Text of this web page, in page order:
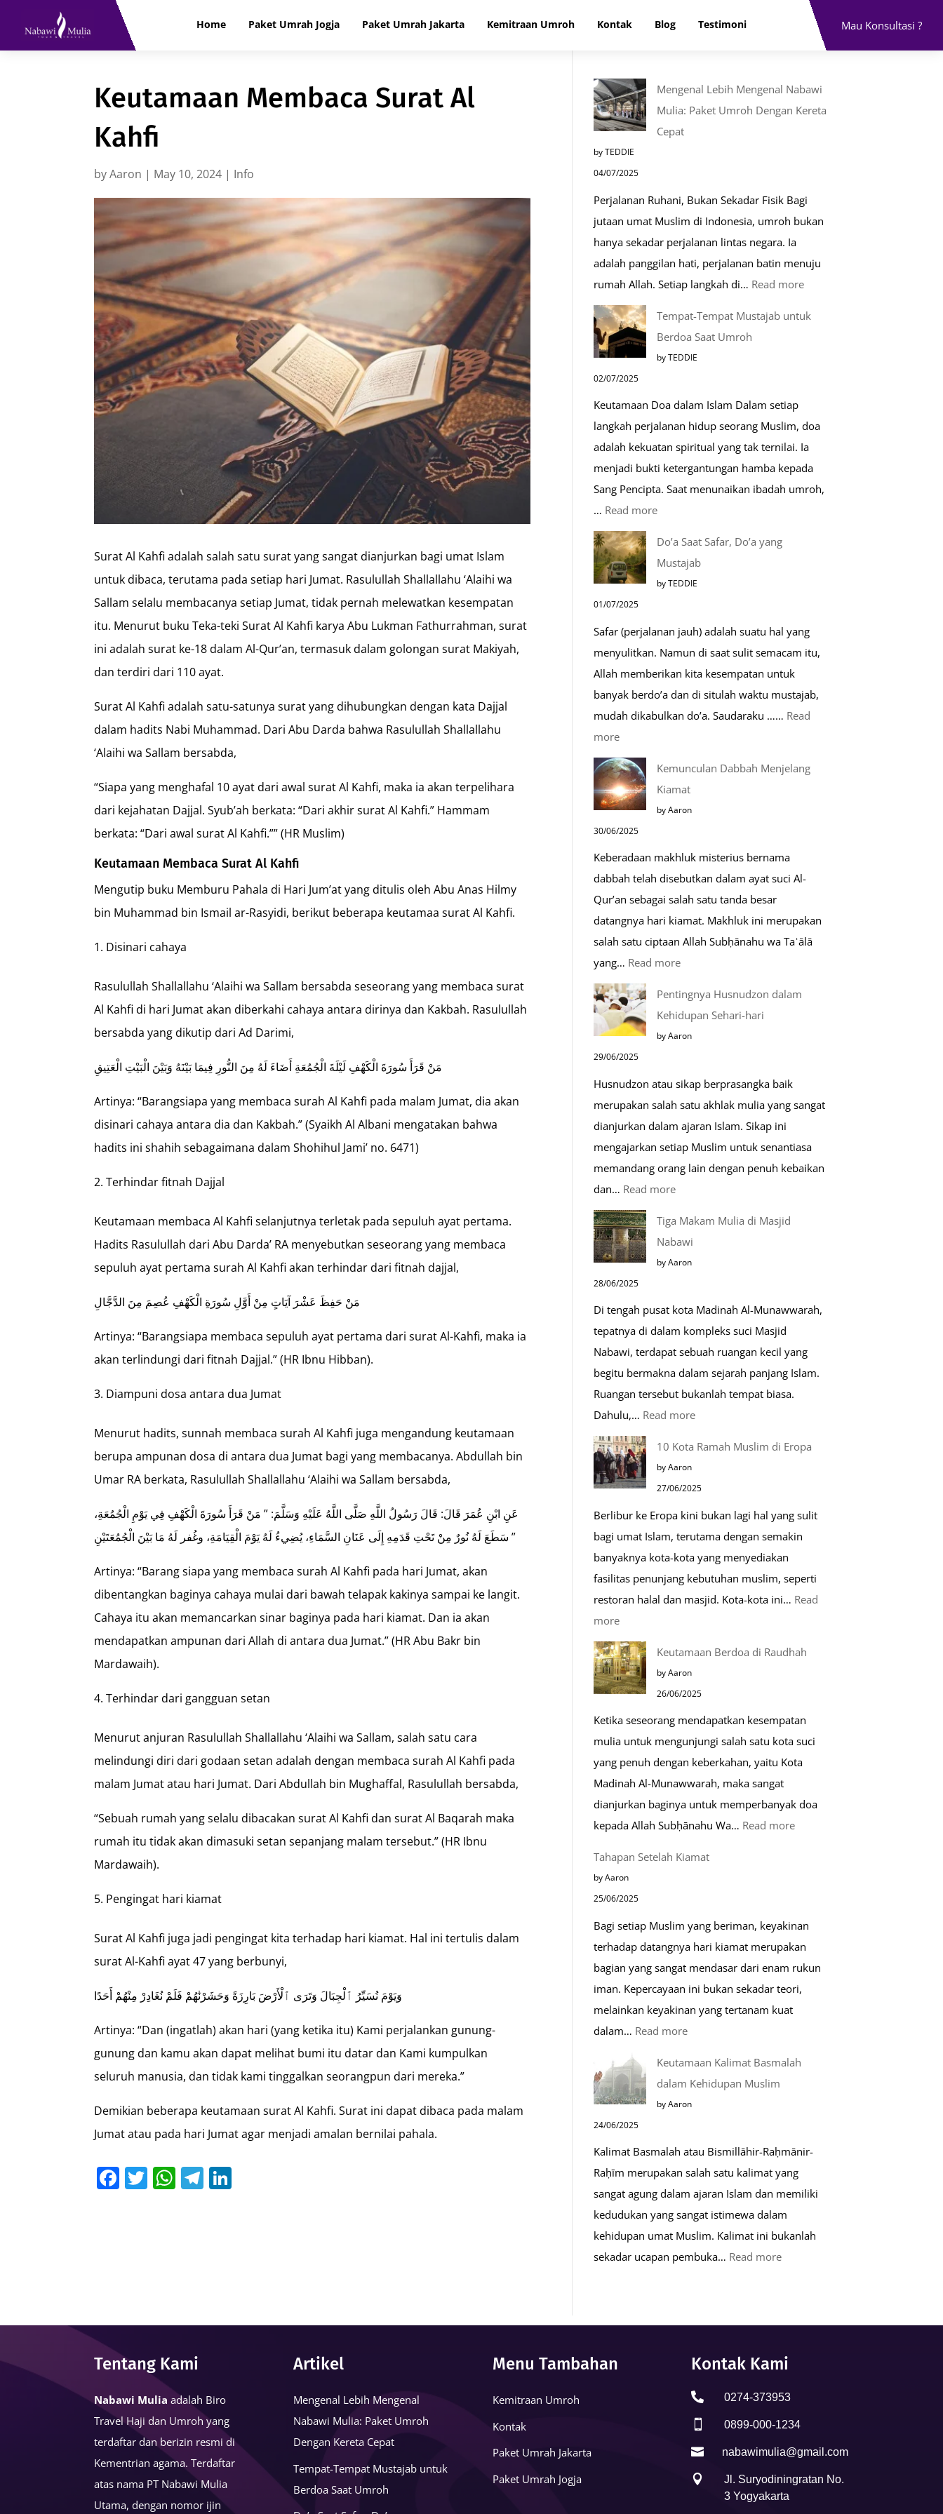
Home Paket Umrah Jogja Paket Umrah Jakarta Kemitraan Umroh Kontak Blog Testimoni Mau Konsultasi ?
Keutamaan Membaca Surat Al
Kahfi
byAaron | May 10, 2024 | Info
Surat Al Kahfi adalah salah satu surat yang sangat dianjurkan bagi umat Islam
untuk dibaca, terutama pada setiap hari Jumat. Rasulullah Shallallahu ‘Alaihi wa
Sallam selalu membacanya setiap Jumat, tidak pernah melewatkan kesempatan
itu. Menurut buku Teka-teki Surat Al Kahfi karya Abu Lukman Fathurrahman, surat
ini adalah surat ke-18 dalam Al-Qur’an, termasuk dalam golongan surat Makiyah,
dan terdiri dari 110 ayat.
Surat Al Kahfi adalah satu-satunya surat yang dihubungkan dengan kata Dajjal
dalam hadits Nabi Muhammad. Dari Abu Darda bahwa Rasulullah Shallallahu
‘Alaihi wa Sallam bersabda,
“Siapa yang menghafal 10 ayat dari awal surat Al Kahfi, maka ia akan terpelihara
dari kejahatan Dajjal. Syub’ah berkata: “Dari akhir surat Al Kahfi.” Hammam
berkata: “Dari awal surat Al Kahfi.”” (HR Muslim)
Keutamaan Membaca Surat Al Kahfi
Mengutip buku Memburu Pahala di Hari Jum’at yang ditulis oleh Abu Anas Hilmy
bin Muhammad bin Ismail ar-Rasyidi, berikut beberapa keutamaa surat Al Kahfi.
Disinari cahaya
Rasulullah Shallallahu ‘Alaihi wa Sallam bersabda seseorang yang membaca surat
Al Kahfi di hari Jumat akan diberkahi cahaya antara dirinya dan Kakbah. Rasulullah
bersabda yang dikutip dari Ad Darimi,
مَنْ قَرَأَ سُورَةَ الْكَهْفِ لَيْلَةَ الْجُمُعَةِ أَضَاءَ لَهُ مِنَ النُّورِ فِيمَا بَيْنَهُ وَبَيْنَ الْبَيْتِ الْعَتِيقِ
Artinya: “Barangsiapa yang membaca surah Al Kahfi pada malam Jumat, dia akan
disinari cahaya antara dia dan Kakbah.” (Syaikh Al Albani mengatakan bahwa
hadits ini shahih sebagaimana dalam Shohihul Jami’ no. 6471)
Terhindar fitnah Dajjal
Keutamaan membaca Al Kahfi selanjutnya terletak pada sepuluh ayat pertama.
Hadits Rasulullah dari Abu Darda’ RA menyebutkan seseorang yang membaca
sepuluh ayat pertama surah Al Kahfi akan terhindar dari fitnah dajjal,
مَنْ حَفِظَ عَشْرَ آيَاتٍ مِنْ أَوَّلِ سُورَةِ الْكَهْفِ عُصِمَ مِنَ الدَّجَّالِ
Artinya: “Barangsiapa membaca sepuluh ayat pertama dari surat Al-Kahfi, maka ia
akan terlindungi dari fitnah Dajjal.” (HR Ibnu Hibban).
Diampuni dosa antara dua Jumat
Menurut hadits, sunnah membaca surah Al Kahfi juga mengandung keutamaan
berupa ampunan dosa di antara dua Jumat bagi yang membacanya. Abdullah bin
Umar RA berkata, Rasulullah Shallallahu ‘Alaihi wa Sallam bersabda,
عَنِ ابْنِ عُمَرَ قَالَ: قَالَ رَسُولُ اللَّهِ صَلَّى اللَّهُ عَلَيْهِ وَسَلَّمَ: ” مَنْ قَرَأَ سُورَةَ الْكَهْفِ فِي يَوْمِ الْجُمُعَةِ،
سَطَعَ لَهُ نُورٌ مِنْ تَحْتِ قَدَمِهِ إِلَى عَنَانِ السَّمَاءِ، يُضِيءُ لَهُ يَوْمَ الْقِيَامَةِ، وغُفر لَهُ مَا بَيْنَ الْجُمُعَتَيْنِ ”
Artinya: “Barang siapa yang membaca surah Al Kahfi pada hari Jumat, akan
dibentangkan baginya cahaya mulai dari bawah telapak kakinya sampai ke langit.
Cahaya itu akan memancarkan sinar baginya pada hari kiamat. Dan ia akan
mendapatkan ampunan dari Allah di antara dua Jumat.” (HR Abu Bakr bin
Mardawaih).
Terhindar dari gangguan setan
Menurut anjuran Rasulullah Shallallahu ‘Alaihi wa Sallam, salah satu cara
melindungi diri dari godaan setan adalah dengan membaca surah Al Kahfi pada
malam Jumat atau hari Jumat. Dari Abdullah bin Mughaffal, Rasulullah bersabda,
“Sebuah rumah yang selalu dibacakan surat Al Kahfi dan surat Al Baqarah maka
rumah itu tidak akan dimasuki setan sepanjang malam tersebut.” (HR Ibnu
Mardawaih).
Pengingat hari kiamat
Surat Al Kahfi juga jadi pengingat kita terhadap hari kiamat. Hal ini tertulis dalam
surat Al-Kahfi ayat 47 yang berbunyi,
وَيَوْمَ نُسَيِّرُ ٱلْجِبَالَ وَتَرَى ٱلْأَرْضَ بَارِزَةً وَحَشَرْنَٰهُمْ فَلَمْ نُغَادِرْ مِنْهُمْ أَحَدًا
Artinya: “Dan (ingatlah) akan hari (yang ketika itu) Kami perjalankan gunung-
gunung dan kamu akan dapat melihat bumi itu datar dan Kami kumpulkan
seluruh manusia, dan tidak kami tinggalkan seorangpun dari mereka.”
Demikian beberapa keutamaan surat Al Kahfi. Surat ini dapat dibaca pada malam
Jumat atau pada hari Jumat agar menjadi amalan bernilai pahala.
Facebook
Twitter
WhatsApp
Telegram
Mengenal Lebih Mengenal Nabawi
Mulia: Paket Umroh Dengan Kereta
Cepat
by TEDDIE
04/07/2025
Perjalanan Ruhani, Bukan Sekadar Fisik Bagi
jutaan umat Muslim di Indonesia, umroh bukan
hanya sekadar perjalanan lintas negara. Ia
adalah panggilan hati, perjalanan batin menuju
rumah Allah. Setiap langkah di… Read more:
Umroh
Dengan
Kereta
Cepat
Tempat-Tempat Mustajab untuk
Berdoa Saat Umroh
by TEDDIE
02/07/2025
Keutamaan Doa dalam Islam Dalam setiap
langkah perjalanan hidup seorang Muslim, doa
adalah kekuatan spiritual yang tak ternilai. Ia
menjadi bukti ketergantungan hamba kepada
Sang Pencipta. Saat menunaikan ibadah umroh,
… Read more:
Mustajab
Saat
Umroh
Do’a Saat Safar, Do’a yang
Mustajab
by TEDDIE
01/07/2025
Safar (perjalanan jauh) adalah suatu hal yang
menyulitkan. Namun di saat sulit semacam itu,
Allah memberikan kita kesempatan untuk
banyak berdo’a dan di situlah waktu mustajab,
mudah dikabulkan do’a. Saudaraku …… Read
more:
Do’a
Saat
Safar,
Mustajab
Kemunculan Dabbah Menjelang
Kiamat
by Aaron
30/06/2025
Keberadaan makhluk misterius bernama
dabbah telah disebutkan dalam ayat suci Al-
Qur’an sebagai salah satu tanda besar
datangnya hari kiamat. Makhluk ini merupakan
salah satu ciptaan Allah Subḥānahu wa Taʿālā
yang… Read more:
Dabbah
Menjelang
Pentingnya Husnudzon dalam
Kehidupan Sehari-hari
by Aaron
29/06/2025
Husnudzon atau sikap berprasangka baik
merupakan salah satu akhlak mulia yang sangat
dianjurkan dalam ajaran Islam. Sikap ini
mengajarkan setiap Muslim untuk senantiasa
memandang orang lain dengan penuh kebaikan
dan… Read more:
hari
Tiga Makam Mulia di Masjid
Nabawi
by Aaron
28/06/2025
Di tengah pusat kota Madinah Al-Munawwarah,
tepatnya di dalam kompleks suci Masjid
Nabawi, terdapat sebuah ruangan kecil yang
begitu bermakna dalam sejarah panjang Islam.
Ruangan tersebut bukanlah tempat biasa.
Dahulu,… Read more:
Masjid
Nabawi
10 Kota Ramah Muslim di Eropa
by Aaron
27/06/2025
Berlibur ke Eropa kini bukan lagi hal yang sulit
bagi umat Islam, terutama dengan semakin
banyaknya kota-kota yang menyediakan
fasilitas penunjang kebutuhan muslim, seperti
restoran halal dan masjid. Kota-kota ini… Read
more:
10
Kota
Ramah
di
Eropa
Keutamaan Berdoa di Raudhah
by Aaron
26/06/2025
Ketika seseorang mendapatkan kesempatan
mulia untuk mengunjungi salah satu kota suci
yang penuh dengan keberkahan, yaitu Kota
Madinah Al-Munawwarah, maka sangat
dianjurkan baginya untuk memperbanyak doa
kepada Allah Subḥānahu Wa… Read more:
Tahapan Setelah Kiamat
by Aaron
25/06/2025
Bagi setiap Muslim yang beriman, keyakinan
terhadap datangnya hari kiamat merupakan
bagian yang sangat mendasar dari enam rukun
iman. Kepercayaan ini bukan sekadar teori,
melainkan keyakinan yang tertanam kuat
dalam… Read more:
Keutamaan Kalimat Basmalah
dalam Kehidupan Muslim
by Aaron
24/06/2025
Kalimat Basmalah atau Bismillāhir-Raḥmānir-
Raḥīm merupakan salah satu kalimat yang
sangat agung dalam ajaran Islam dan memiliki
kedudukan yang sangat istimewa dalam
kehidupan umat Muslim. Kalimat ini bukanlah
sekadar ucapan pembuka… Read more:
Kehidupan
Tentang Kami
Nabawi Mulia adalah Biro
Travel Haji dan Umroh yang
terdaftar dan berizin resmi di
Kementrian agama. Terdaftar
atas nama PT Nabawi Mulia
Utama, dengan nomor ijin
Artikel
Mengenal Lebih Mengenal
Nabawi Mulia: Paket Umroh
Dengan Kereta Cepat
Tempat-Tempat Mustajab untuk
Berdoa Saat Umroh
Menu Tambahan
Kemitraan Umroh
Kontak
Paket Umrah Jakarta
Paket Umrah Jogja
Kontak Kami
 0274-373953
 0899-000-1234
 nabawimulia@gmail.com

Jl. Suryodiningratan No.
3 Yogyakarta